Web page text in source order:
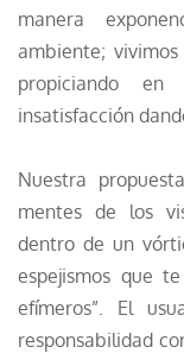
manera
ambiente;
propiciando
insatisfacción
Nuestra
mentes de los
dentro de un
espejismos que
efímeros”. El
responsabilidad